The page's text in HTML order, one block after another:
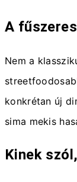
A
Nem a
konkrétan új
sima mekis
Kinek